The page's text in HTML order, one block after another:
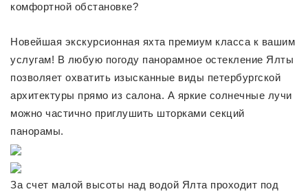
комфортной обстановке?
Новейшая экскурсионная яхта премиум класса к вашим
услугам! В любую погоду панорамное остекление Ялты
позволяет охватить изысканные виды петербургской
архитектуры прямо из салона. А яркие солнечные лучи
можно частично приглушить шторками секций
панорамы.
За счет малой высоты над водой Ялта проходит под